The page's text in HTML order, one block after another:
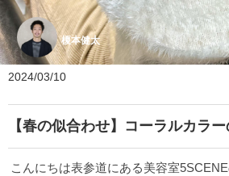
榎本健太
2024/03/10
【春の似合わせ】コーラルカラ
こんにちは表参道にある美容室5SCENE